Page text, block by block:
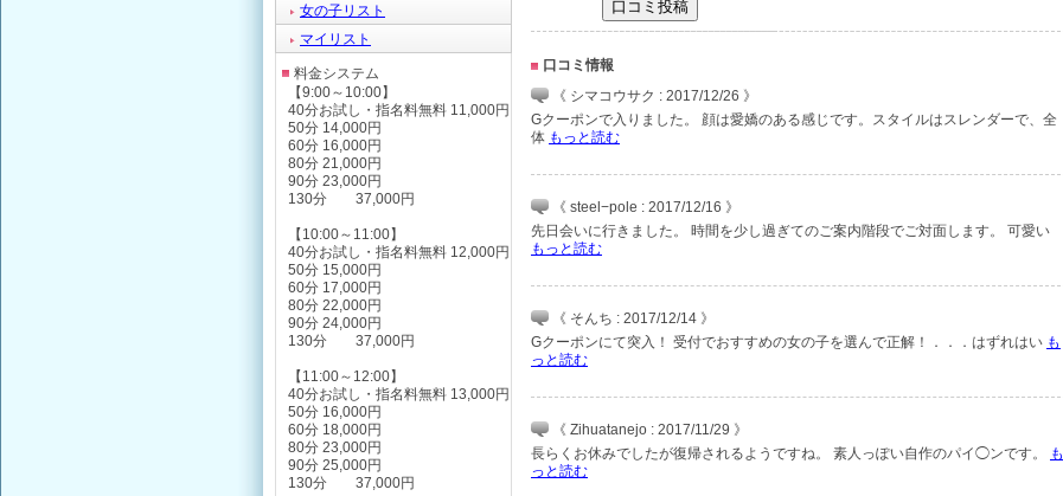
口コミ情報
《 シマコウサク : 2017/12/26 》
Gクーポンで入りました。 顔は愛嬌のある感じです。スタイルはスレンダーで、全
体 もっと読む
《 steel−pole : 2017/12/16 》
先日会いに行きました。 時間を少し過ぎてのご案内階段でご対面します。 可愛い
もっと読む
《 そんち : 2017/12/14 》
Gクーポンにて突入！ 受付でおすすめの女の子を選んで正解！．．．はずれはい も
っと読む
《 Zihuatanejo : 2017/11/29 》
長らくお休みでしたが復帰されるようですね。 素人っぽい自作のパイ◯ンです。
も
っと読む
女の子リスト
マイリスト
料金システム
【9:00～10:00】
40分お試し・指名料無料 11,000円
50分 14,000円
60分 16,000円
80分 21,000円
90分 23,000円
130分 37,000円
【10:00～11:00】
40分お試し・指名料無料 12,000円
50分 15,000円
60分 17,000円
80分 22,000円
90分 24,000円
130分 37,000円
【11:00～12:00】
40分お試し・指名料無料 13,000円
50分 16,000円
60分 18,000円
80分 23,000円
90分 25,000円
130分 37,000円